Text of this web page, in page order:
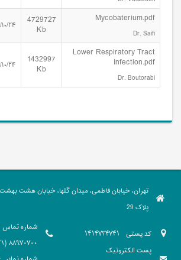
Mycobaterium.pdf
Dr. Saifi
4729727
Kb
Lower Respiratory Tract
Infection.pdf
Dr. Boutorabi
1432997
Kb
تهران، خیابان فاطمی، میدان گلها، خیابان هشت
پلاک 29
کد پستی
پست الکترونیک
شماره تماس
88970700 (21 98+)